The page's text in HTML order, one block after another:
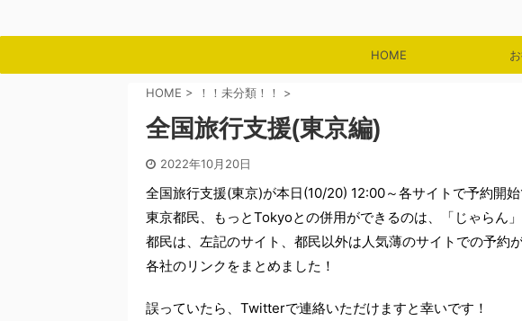
HOME
HOME > ！！未分類！！ >
全国旅行支援(東京編)
2022年10月20日
全国旅行支援(東京)が本日(10/20) 12:00～各サイトで予約開始
東京都民、もっとTokyoとの併用ができるのは、「じゃらん
都民は、左記のサイト、都民以外は人気薄のサイトでの予約
各社のリンクをまとめました！
誤っていたら、Twitterで連絡いただけますと幸いです！